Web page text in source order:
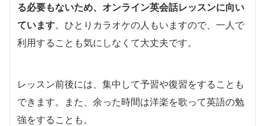
る必要もないため、オンライン英会話レッスンに向い
ています。ひとりカラオケの人もいますので、一人で
利用することも気にしなくて大丈夫です。
レッスン前後には、集中して予習や復習をすることも
できます。また、余った時間は洋楽を歌って英語の勉
強をすることも。